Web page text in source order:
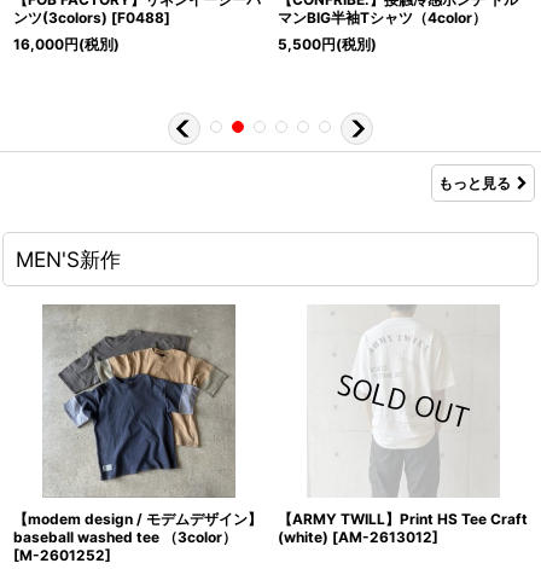
ンツ(3colors) [F0488]
16,000円(税別)
マンBIG半袖Tシャツ（4color）
5,500円(税別)
もっと見る
MEN'S新作
【modem design / モデムデザイン】
baseball washed tee （3color）
[M-2601252]
【ARMY TWILL】Print HS Tee Craft
(white) [AM-2613012]